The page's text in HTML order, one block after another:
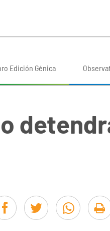
Edición Génica